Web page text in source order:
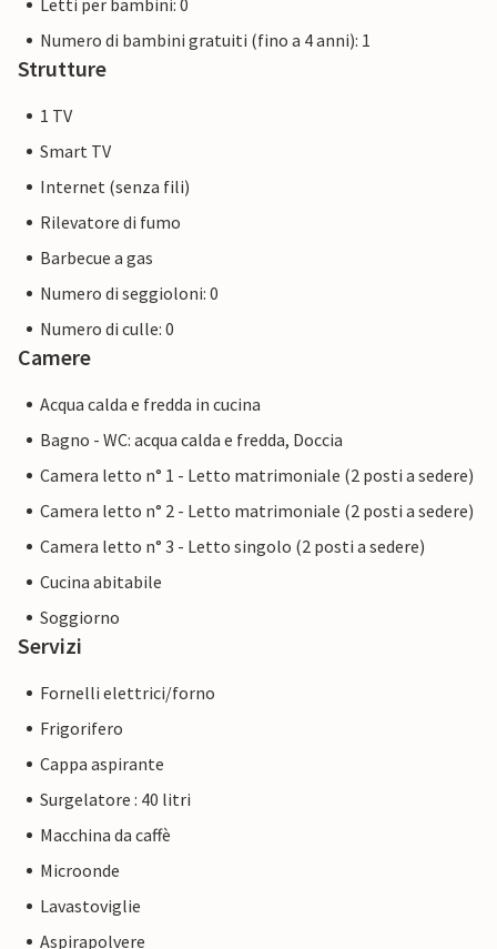
Letti per bambini: 0
Numero di bambini gratuiti (fino a 4 anni): 1
Strutture
1 TV
Smart TV
Internet (senza fili)
Rilevatore di fumo
Barbecue a gas
Numero di seggioloni: 0
Numero di culle: 0
Camere
Acqua calda e fredda in cucina
Bagno - WC: acqua calda e fredda, Doccia
Camera letto n° 1 - Letto matrimoniale (2 posti a sedere)
Camera letto n° 2 - Letto matrimoniale (2 posti a sedere)
Camera letto n° 3 - Letto singolo (2 posti a sedere)
Cucina abitabile
Soggiorno
Servizi
Fornelli elettrici/forno
Frigorifero
Cappa aspirante
Surgelatore : 40 litri
Macchina da caffè
Microonde
Lavastoviglie
Aspirapolvere